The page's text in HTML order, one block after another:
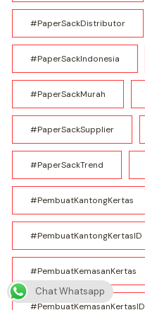
#PaperSackDistributor
#PaperSackIndonesia
#PaperSackMurah
#PaperSackSupplier
#PaperSackTrend
#PembuatKantongKertas
#PembuatKantongKertasID
#PembuatKemasanKertas
#PembuatKemasanKertasID
Chat Whatsapp